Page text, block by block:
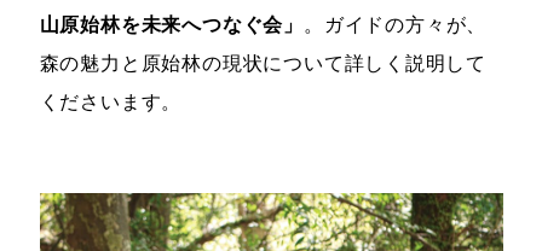
山原始林を未来へつなぐ会」 。ガイドの方々が、
森の魅力と原始林の現状について詳しく説明して
くださいます。